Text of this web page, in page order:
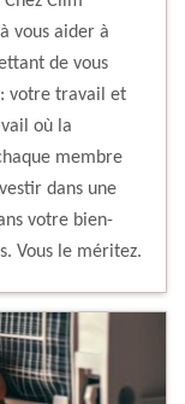
vous aider à
de vous
votre travail et
où la
membre
dans une
votre bien-
Vous le méritez.